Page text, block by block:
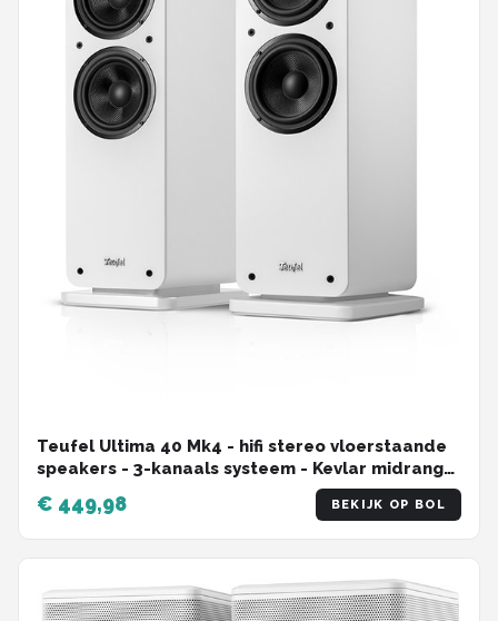
Teufel Ultima 40 Mk4 - hifi stereo vloerstaande
speakers - 3-kanaals systeem - Kevlar midrange
driver met faseplug en aparte - wit
€ 449,98 BEKIJK OP BOL